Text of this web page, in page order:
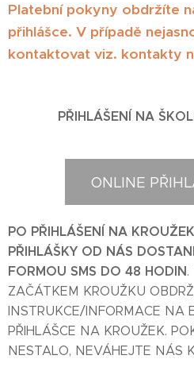
Platební pokyny obdržíte
přihlášce. V případě
kontaktovat viz. kontakty
PŘIHLÁŠENÍ NA
ONLINE
PO PŘIHLÁŠENÍ NA
PŘIHLÁŠKY OD NÁS
FORMOU SMS DO 48 HODIN.
ZAČÁTKEM KROUŽKU
INSTRUKCE/INFORMACE NA
PŘIHLÁŠCE NA KROUŽEK.
NESTALO, NEVÁHEJTE NÁS